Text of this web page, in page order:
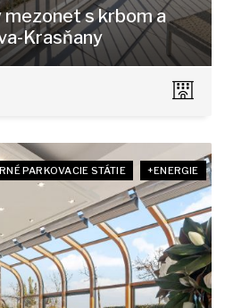
mezonet s krbom a
Krasňany
- Nové Mesto
PARKOVACIE STÁTIE +ENERGIE